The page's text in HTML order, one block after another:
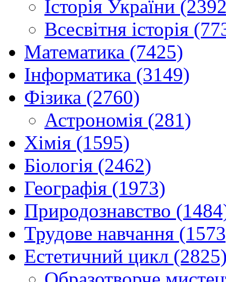
Історія України
Всесвітня історія
Математика (7425)
Інформатика (3149)
Фізика (2760)
Астрономія (281)
Хімія (1595)
Біологія (2462)
Географія (1973)
Природознавство
Трудове навчання
Естетичний цикл